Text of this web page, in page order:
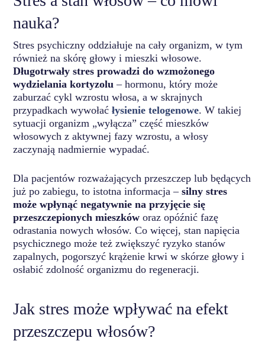
nauka?
Stres psychiczny oddziałuje na cały organizm, w tym
również na skórę głowy i mieszki włosowe.
Długotrwały stres prowadzi do wzmożonego
wydzielania kortyzolu– hormonu, który może
zaburzać cykl wzrostu włosa, a w skrajnych
przypadkach wywołaćłysienie telogenowe. W takiej
sytuacji organizm „wyłącza” część mieszków
włosowych z aktywnej fazy wzrostu, a włosy
zaczynają nadmiernie wypadać.
Dla pacjentów rozważających przeszczep lub będących
już po zabiegu, to istotna informacja –silny stres
może wpłynąć negatywnie na przyjęcie się
przeszczepionych mieszków oraz opóźnić fazę
odrastania nowych włosów. Co więcej, stan napięcia
psychicznego może też zwiększyć ryzyko stanów
zapalnych, pogorszyć krążenie krwi w skórze głowy i
osłabić zdolność organizmu do regeneracji.
Jak stres może wpływać na efekt
przeszczepu włosów?